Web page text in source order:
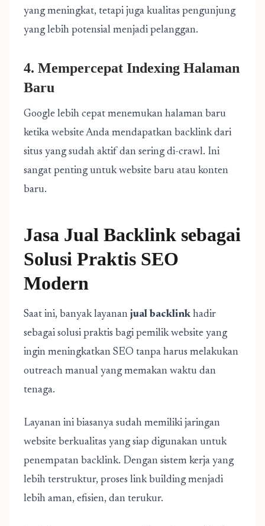
yang meningkat, tetapi juga kualitas pengunjung
yang lebih potensial menjadi pelanggan.
4. Mempercepat Indexing Halaman
Baru
Google lebih cepat menemukan halaman baru
ketika website Anda mendapatkan backlink dari
situs yang sudah aktif dan sering di-crawl. Ini
sangat penting untuk website baru atau konten
baru.
Jasa Jual Backlink sebagai
Solusi Praktis SEO
Modern
Saat ini, banyak layanan jual backlink hadir
sebagai solusi praktis bagi pemilik website yang
ingin meningkatkan SEO tanpa harus melakukan
outreach manual yang memakan waktu dan
tenaga.
Layanan ini biasanya sudah memiliki jaringan
website berkualitas yang siap digunakan untuk
penempatan backlink. Dengan sistem kerja yang
lebih terstruktur, proses link building menjadi
lebih aman, efisien, dan terukur.